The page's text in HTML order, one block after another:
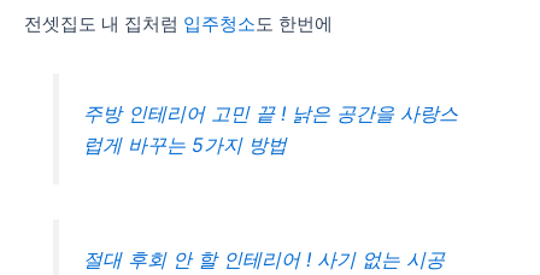
전셋집도 내 집처럼 입주청소도 한번에
주방 인테리어 고민 끝 ! 낡은 공간을 사랑스
럽게 바꾸는 5가지 방법
절대 후회 안 할 인테리어 ! 사기 없는 시공